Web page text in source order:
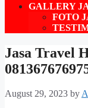
GALLERY
FOTO
Jasa Travel
August 29, 2023 by